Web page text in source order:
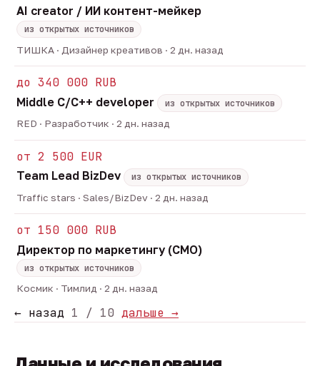
AI creator / ИИ контент-мейкер
из открытых источников
ТИШКА · Дизайнер креативов · 2 дн. назад
до 340 000 RUB
Middle C/C++ developer
из открытых источников
RED · Разработчик · 2 дн. назад
от 2 500 EUR
Team Lead BizDev
из открытых источников
Traffic stars · Sales/BizDev · 2 дн. назад
от 150 000 RUB
Директор по маркетингу (CMO)
из открытых источников
Космик · Тимлид · 2 дн. назад
← назад 1 / 10 дальше →